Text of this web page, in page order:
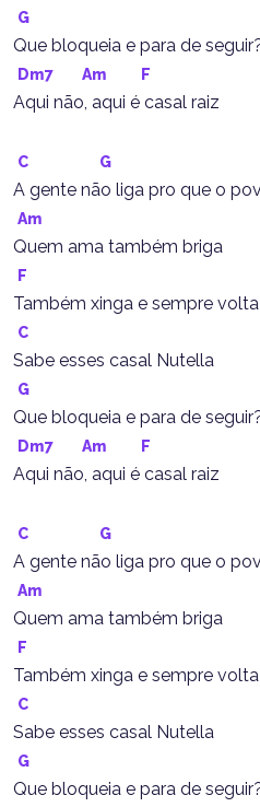
G
Que bloqueia e para de
Dm7 Am F
Aqui não, aqui é casal raiz
C G
A gente não liga pro que o
Am
Quem ama também briga
F
Também xinga e sempre volta
C
Sabe esses casal Nutella
G
Que bloqueia e para de
Dm7 Am F
Aqui não, aqui é casal raiz
C G
A gente não liga pro que o
Am
Quem ama também briga
F
Também xinga e sempre volta
C
Sabe esses casal Nutella
G
Que bloqueia e para de